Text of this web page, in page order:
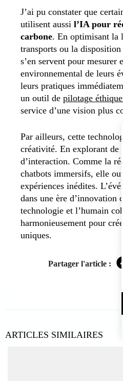
J’ai pu constater que
utilisent aussi l’IA pour
carbone. En optimisant la
transports ou la disposition
s’en servent pour mesurer
environnemental de leurs
leurs pratiques
un outil de pilotage
service d’une vision plus
Par ailleurs, cette
créativité. En explorant de
d’interaction. Comme la
chatbots immersifs, elle
expériences inédites.
dans une ère d’innovation
technologie et l’humain
harmonieusement pour
uniques.
Partager l'article :
ARTICLES SIMILAIRES